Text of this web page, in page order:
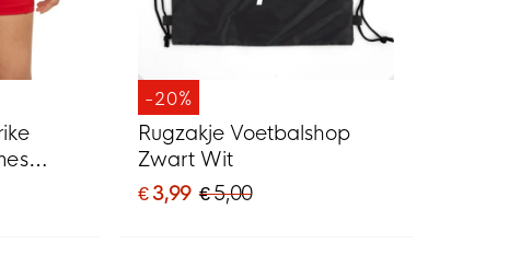
-20%
Rugzakje Voetbalshop
Zwart Wit
€ 3,99 € 5,00